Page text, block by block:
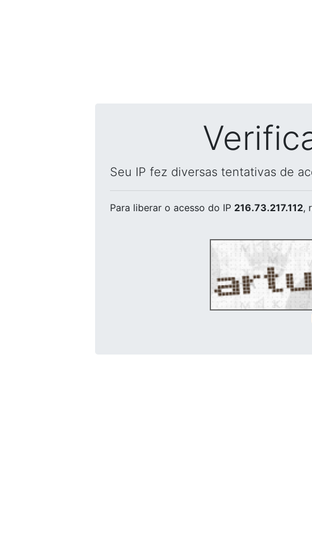
Seu IP fez diversas tentativas de
Para liberar o acesso do IP 216.73.217.112,